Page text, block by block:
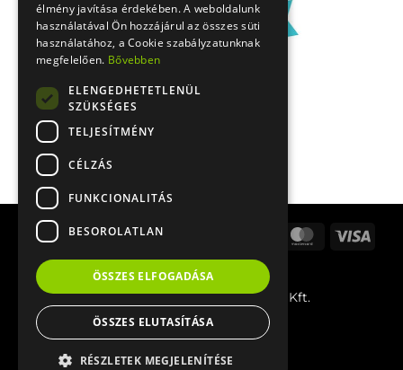
Stripe
Apple
Cash
Delivery
MasterCard
PayPal
© 2026 BFour Innovative Tools Kft.
Magyar
élmény javítása érdekében. A weboldalunk
használatával Ön hozzájárul az összes süti
használatához, a Cookie szabályzatunknak
megfelelően. Bővebben
ELENGEDHETETLENÜL
SZÜKSÉGES
TELJESÍTMÉNY
CÉLZÁS
FUNKCIONALITÁS
BESOROLATLAN
ÖSSZES ELFOGADÁSA
ÖSSZES ELUTASÍTÁSA
RÉSZLETEK MEGJELENÍTÉSE